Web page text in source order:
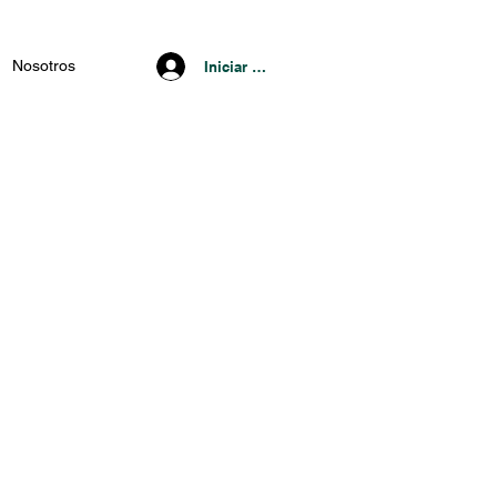
Nosotros Iniciar Sesión